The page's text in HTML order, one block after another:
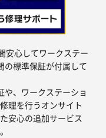
安心してワークステー
の標準保証が付属して
や、ワークステーショ
理を行うオンサイト
安心の追加サービス